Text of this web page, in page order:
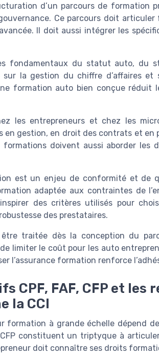
d’un parcours de formation
Ce parcours doit
Il doit aussi intégrer les
fondamentaux du statut auto, du
sur la gestion du chiffre d’affaires
formation auto bien conçue réduit
les entrepreneurs et chez les
en gestion, en droit des contrats et
doivent aussi aborder les
est un enjeu de conformité et de
adaptée aux contraintes de
des critères utilisés pour
des prestataires.
traitée dès la conception du
limiter le coût pour les auto
l’assurance formation renforce
CPF, FAF, CFP et les
la CCI
formation à grande échelle dépend
constituent un triptyque à
doit connaître ses droits